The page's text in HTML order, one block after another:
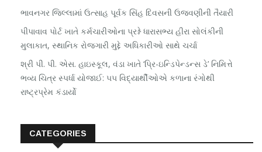
ભાવનગર જિલ્લામાં ઉત્સાહ પૂર્વક સિંહ દિવસની ઉજવણીની તૈયારી
પીપાવાવ પોર્ટ ખાતે કર્મચારીઓના પ્રશ્ને ધારાસભ્ય હીરા સોલંકીની
મુલાકાત, સ્થાનિક રોજગારી મુદ્દે અધિકારીઓ સાથે ચર્ચા
શ્રી પી. પી. એસ. હાઇસ્કૂલ, વંડા ખાતે ‘પ્રિ-ઇન્ડિપેન્ડન્સ ડે’ નિમિત્તે
ભવ્ય ચિત્ર સ્પર્ધા યોજાઈ: ૫૫ વિદ્યાર્થીઓએ કળાના રંગોથી
રાષ્ટ્રપ્રેમ કંડાર્યો
CATEGORIES